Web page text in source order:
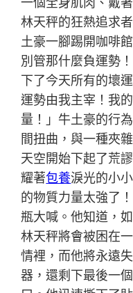
林天秤的狂熱追求
土豪一腳踢開咖啡
別管那什麼負運勢
下了今天所有的壞
運勢由我主宰！我
量！」牛土豪的行
間扭曲，與一種夾
天空開始下起了荒
耀著包養淚光的小
的物質力量太強了
瓶大喊。他知道，
林天秤將會被困在
情裡，而他將永遠
器，還剩下最後一